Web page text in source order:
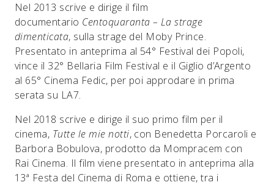
Nel 2013 scrive e dirige il film
documentario Centoquaranta – La strage
dimenticata, sulla strage del Moby Prince.
Presentato in anteprima al 54° Festival dei Popoli,
vince il 32° Bellaria Film Festival e il Giglio d’Argento
al 65° Cinema Fedic, per poi approdare in prima
serata su LA7.
Nel 2018 scrive e dirige il suo primo film per il
cinema, Tutte le mie notti, con Benedetta Porcaroli e
Barbora Bobulova, prodotto da Mompracem con
Rai Cinema. Il film viene presentato in anteprima alla
13ª Festa del Cinema di Roma e ottiene, tra i